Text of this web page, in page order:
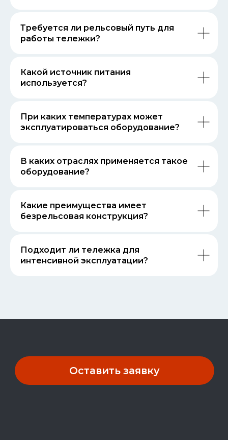
Требуется ли рельсовый путь для
работы тележки?
Какой источник питания
используется?
При каких температурах может
эксплуатироваться оборудование?
В каких отраслях применяется такое
оборудование?
Какие преимущества имеет
безрельсовая конструкция?
Подходит ли тележка для
интенсивной эксплуатации?